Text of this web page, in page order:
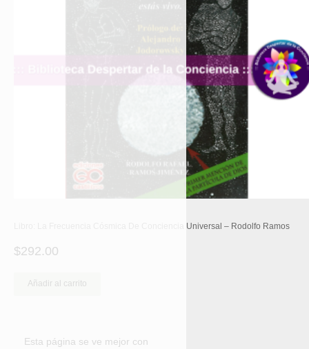
Libro: La Frecuencia Cósmica De Conciencia Universal – Rodolfo Ramos
$292.00
Añadir al carrito
Esta página se ve mejor con